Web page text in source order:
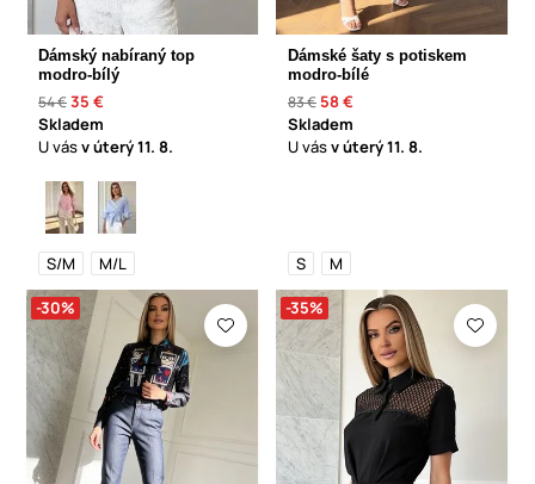
Dámský nabíraný top
modro-bílý
54 €35 €
Skladem
U vásv úterý11. 8.
S/M M/L
Dámské šaty s potiskem
modro-bílé
83 € 58 €
Skladem
U vásv úterý11. 8.
S M
-30% -35%